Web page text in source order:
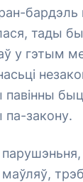
бардэль
тады
у гэтым
павінны
па-закону.